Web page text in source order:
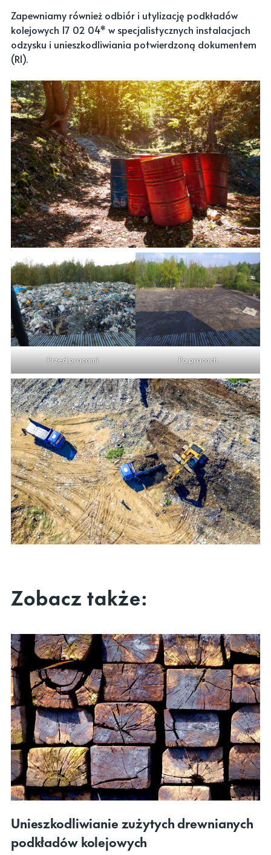
Zapewniamy również odbiór i utylizację podkładów
kolejowych 17 02 04* w specjalistycznych instalacjach
odzysku i unieszkodliwiania potwierdzoną dokumentem
(R1).
Przed pracami Po pracach
Zobacz także:
Unieszkodliwianie zużytych drewnianych
podkładów kolejowych